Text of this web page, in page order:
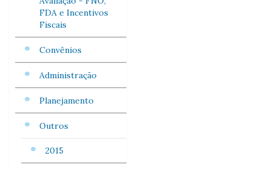
FDA e Incentivos
Fiscais
Convênios
Administração
Planejamento
Outros
2015